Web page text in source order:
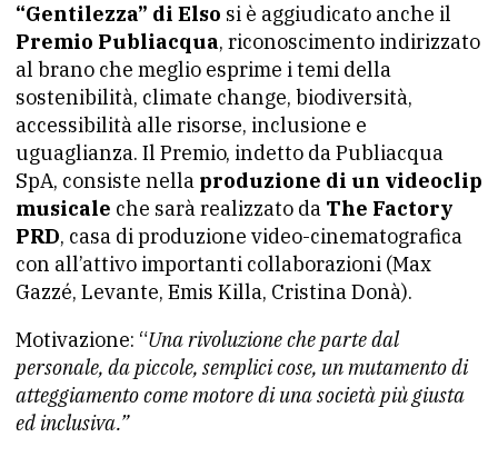
“Gentilezza” di Elso si è aggiudicato anche il
Premio Publiacqua, riconoscimento indirizzato
al brano che meglio esprime i temi della
sostenibilità, climate change, biodiversità,
accessibilità alle risorse, inclusione e
uguaglianza. Il Premio, indetto da Publiacqua
SpA, consiste nella produzione di un videoclip
musicale che sarà realizzato da The Factory
PRD, casa di produzione video-cinematografica
con all’attivo importanti collaborazioni (Max
Gazzé, Levante, Emis Killa, Cristina Donà).
Motivazione: “Una rivoluzione che parte dal
personale, da piccole, semplici cose, un mutamento di
atteggiamento come motore di una società più giusta
ed inclusiva.”